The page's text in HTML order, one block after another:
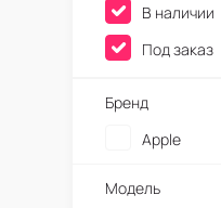
В наличии
Под заказ
Бренд
Apple
Модель